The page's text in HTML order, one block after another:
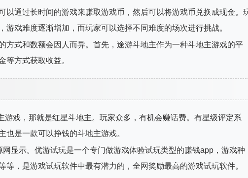
以通过长时间的游戏来赚取游戏币，然后可以将游戏币兑换成现金。
戏难度逐渐增加，而玩家可以选择不同难度的场次进行挑战。
方式和数额会因人而异。首先，途游斗地主作为一种斗地主游戏的平
等方式获取收益。
游戏，那就是红星斗地主。玩家众多，有机会赚话费。有星级评定系
是一款可以挣钱的斗地主游戏。
显示。优游试玩是一个专门做游戏体验试玩类型的赚钱app，游戏种
，是游戏试玩软件中最有潜力的，全网奖励最高的游戏试玩软件。